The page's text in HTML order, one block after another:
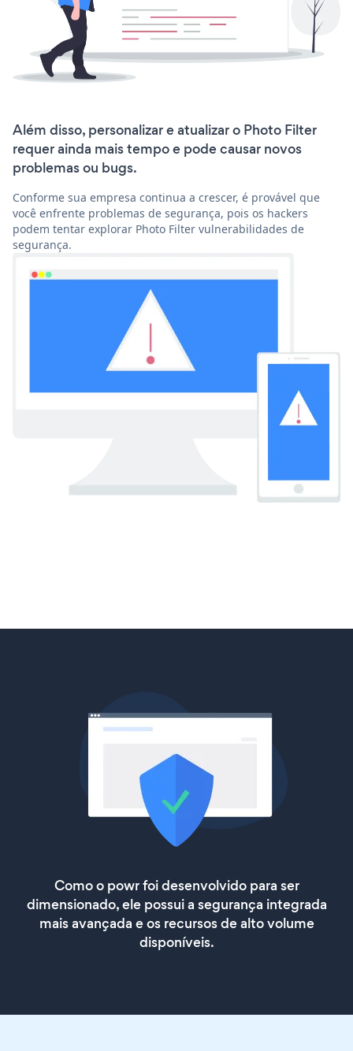
Além disso, personalizar e atualizar o Photo Filter
requer ainda mais tempo e pode causar novos
problemas ou bugs.
Conforme sua empresa continua a crescer, é provável que
você enfrente problemas de segurança, pois os hackers
podem tentar explorar Photo Filter vulnerabilidades de
segurança.
Como o powr foi desenvolvido para ser
dimensionado, ele possui a segurança integrada
mais avançada e os recursos de alto volume
disponíveis.